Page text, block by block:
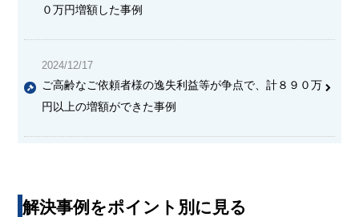
０万円増額した事例
2024/12/17
ご高齢なご依頼者様の逸失利益等が争点で、計８９０万
円以上の増額ができた事例
解決事例をポイント別に見る